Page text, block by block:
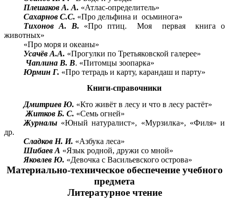
Плешаков А. А. «Атлас-определитель»
Сахарнов С.С. «Про дельфина и осьминога»
Тихонов А. В. «Про птиц. Моя первая книга о
животных»
«Про моря и океаны»
Усачёв А.А. «Прогулки по Третьяковской галерее»
Чаплина В. В. «Питомцы зоопарка»
Юрмин Г. «Про тетрадь и карту, карандаш и парту»
Книги-справочники
Дмитриев Ю. «Кто живёт в лесу и что в лесу растёт»
Житков Б. С. «Семь огней»
Журналы«Юный натуралист», «Мурзилка», «Филя» и
др.
Сладков Н. И. «Азбука леса»
Шибаев А «Язык родной, дружи со мной»
Яковлев Ю. «Девочка с Васильевского острова»
Материально-техническое обеспечение учебного
предмета
Литературное чтение